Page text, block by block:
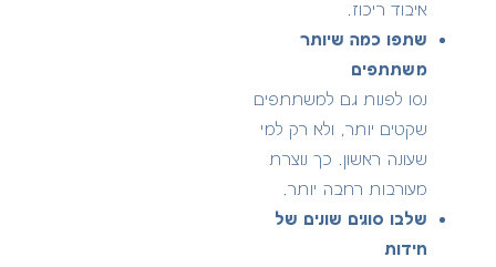
איבוד ריכוז.
שתפו כמה שיותר
משתתפים
נסו לפנות גם למשתתפים
שקטים יותר, ולא רק למי
שעונה ראשון. כך נוצרת
מעורבות רחבה יותר.
שלבו סוגים שונים של
חידות